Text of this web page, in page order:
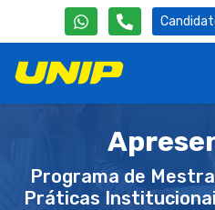
Programa de
Práticas